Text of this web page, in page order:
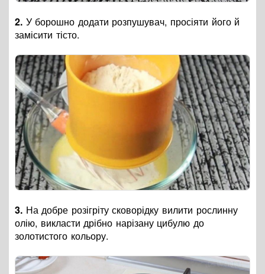
2. У борошно додати розпушувач, просіяти його й
замісити тісто.
3. На добре розігріту сковорідку вилити рослинну
олію, викласти дрібно нарізану цибулю до
золотистого кольору.